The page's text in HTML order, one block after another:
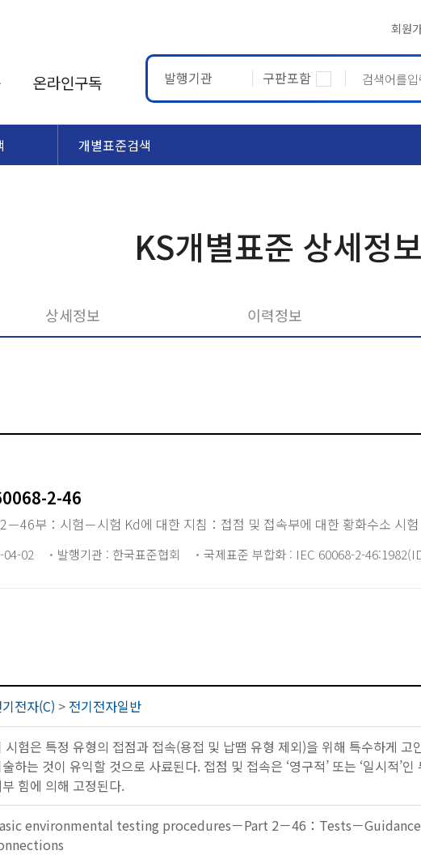
회원
온라인구독 발행기관 구판포함
개별표준검색
KS개별표준 상세정보
상세정보 이력정보
2-46
－46부：시험－시험 Kd에 대한 지침：접점 및 접속부에 대한 황화수소 시험
04-02 발행기관 : 한국표준협회 국제표준 부합화 : IEC 60068-2-
전자(C) > 전기전자일반
시험은 특정 유형의 접점과 접속(용접 및 납땜 유형 제외)을 위해 특수하게
하는 것이 유익할 것으로 사료된다. 접점 및 접속은 ‘영구적’ 또는 ‘일시적’
힘에 의해 고정된다.
environmental testing procedures－Part 2－46：Tests－